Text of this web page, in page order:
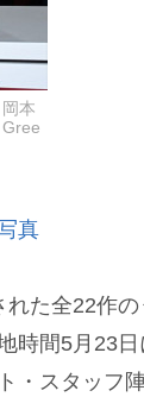
本
真
た全22作の
時間5月23日
・スタッフ